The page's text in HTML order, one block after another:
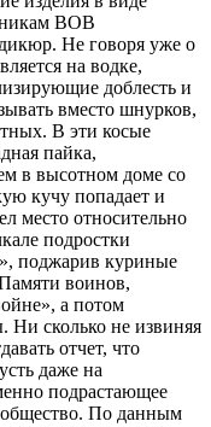
ВОВ
Не говоря уже о
на водке,
доблесть и
вместо шнурков,
В эти косые
пайка,
в высотном доме со
кучу попадает и
место относительно
подростки
поджарив куриные
воинов,
а потом
Ни сколько не извиняя
отчет, что
даже на
подрастающее
общество. По данным